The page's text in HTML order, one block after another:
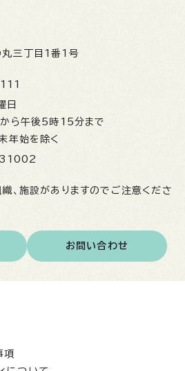
丸三丁目1番1号
日
ら午後5時15分まで
年始を除く
、施設がありますのでご注意くださ
お問い合わせ
項